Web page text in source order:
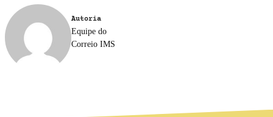
Autoria
Equipe do
Correio IMS